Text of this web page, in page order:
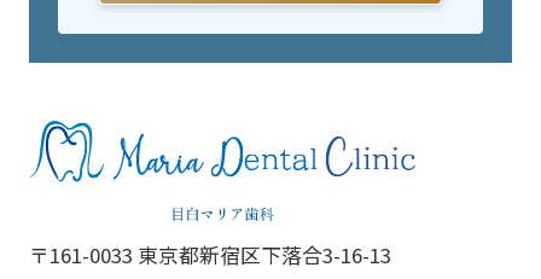
〒161-0033 東京都新宿区下落合3-16-13